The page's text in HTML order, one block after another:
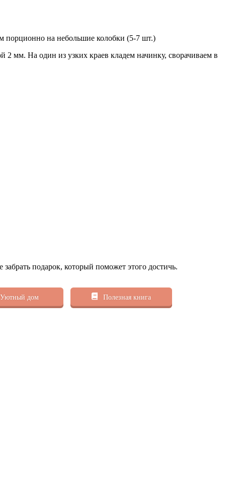
порционно на небольшие колобки (5-7 шт.)
мм. На один из узких краев кладем начинку, сворачиваем в
подарок, который поможет этого достичь.
Уютный дом Полезная книга